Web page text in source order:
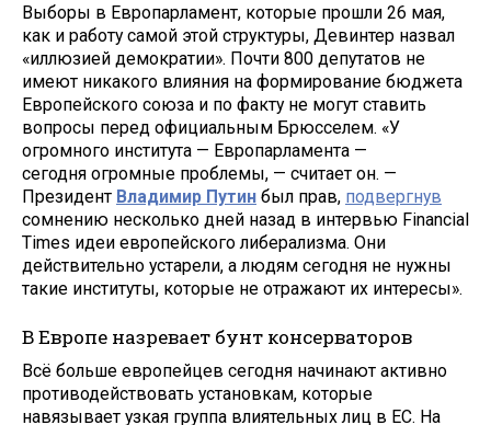
Выборы в Европарламент, которые прошли 26 мая,
как и работу самой этой структуры, Девинтер назвал
«иллюзией демократии». Почти 800 депутатов не
имеют никакого влияния на формирование бюджета
Европейского союза и по факту не могут ставить
вопросы перед официальным Брюсселем. «У
огромного института — Европарламента —
сегодня огромные проблемы, — считает он. —
Президент Владимир Путин был прав, подвергнув
сомнению несколько дней назад в интервью Financial
Times идеи европейского либерализма. Они
действительно устарели, а людям сегодня не нужны
такие институты, которые не отражают их интересы».
В Европе назревает бунт консерваторов
Всё больше европейцев сегодня начинают активно
противодействовать установкам, которые
навязывает узкая группа влиятельных лиц в ЕС. На